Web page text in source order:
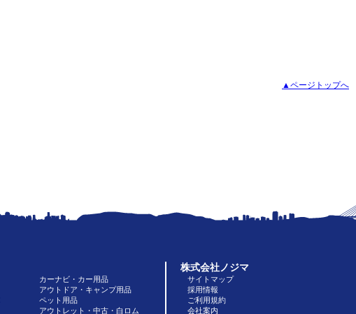
▲ページトップへ
カーナビ・カー用品
アウトドア・キャンプ用品
ペット用品
アウトレット・中古・白ロム
株式会社ノジマ
サイトマップ
採用情報
ご利用規約
会社案内